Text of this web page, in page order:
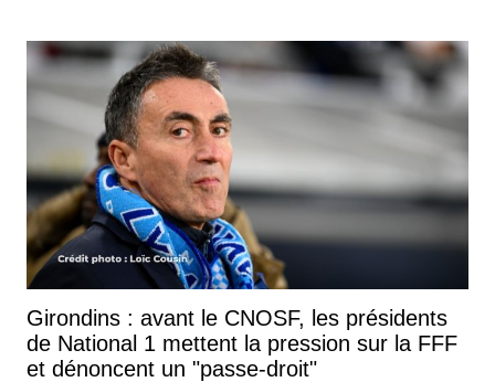
Girondins : avant le CNOSF, les présidents
de National 1 mettent la pression sur la FFF
et dénoncent un "passe-droit"